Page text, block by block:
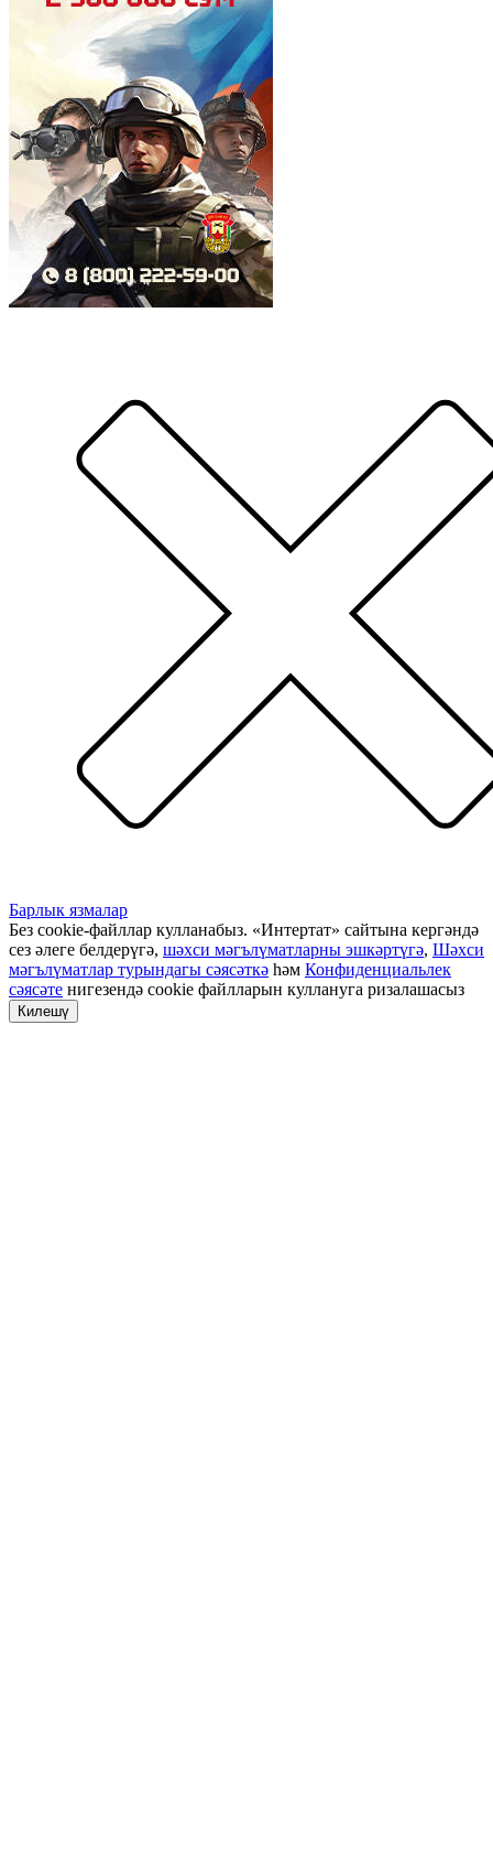
Барлык язмалар
Без cookie-файллар кулланабыз. «Интертат» сайтына кергәндә
сез әлеге белдерүгә, шәхси мәгълүматларны эшкәртүгә, Шәхси
мәгълүматлар турындагы сәясәткә һәм Конфиденциальлек
сәясәте нигезендә cookie файлларын куллануга ризалашасыз
Килешү